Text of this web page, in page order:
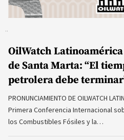
OilWatch
de Santa Marta: “El
petrolera debe
PRONUNCIAMIENTO DE OILWATCH
Primera Conferencia Internacional
los Combustibles Fósiles y la…